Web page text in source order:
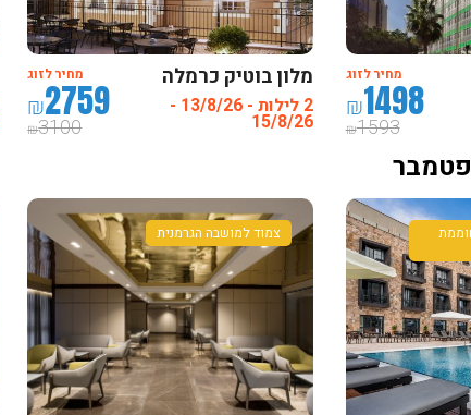
מחיר לזוג
₪1498
₪1593
מלון בוטיק כרמלה
חיפה 2 לילות - 13/8/26 -
15/8/26
מחיר לזוג
₪2759
₪3100
צמוד למושבה הגרמנית